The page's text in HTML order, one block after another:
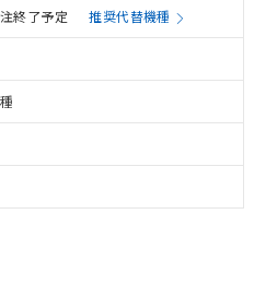
終了予定 推奨代替機種